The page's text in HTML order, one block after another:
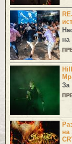
на
За
на